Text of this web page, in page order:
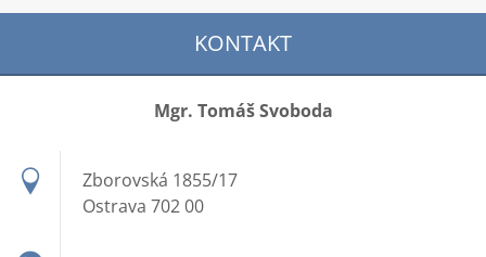
KONTAKT
Mgr. Tomáš Svoboda
Zborovská 1855/17
Ostrava 702 00